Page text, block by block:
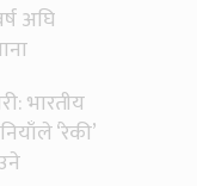
अघि
भारतीय
‘रेकी’